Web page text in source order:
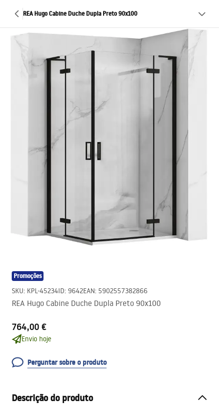
REA Hugo Cabine Duche Dupla Preto 90x100
Promoções
SKU: KPL-45234ID: 9642EAN: 5902557382866
REA Hugo Cabine Duche Dupla Preto 90x100
764,00 €
Envio hoje
Perguntar sobre o produto
Descrição do produto